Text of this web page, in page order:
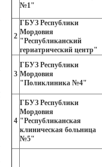
№1"
2
ГБУЗ Республики
Мордовия
"Республиканский
гериатрический центр"
3
ГБУЗ Республики
Мордовия
"Поликлиника №4"
4
ГБУЗ Республики
Мордовия
"Республиканская
клиническая больница
№5"